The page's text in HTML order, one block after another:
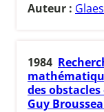
Auteur :
1984
des
Guy